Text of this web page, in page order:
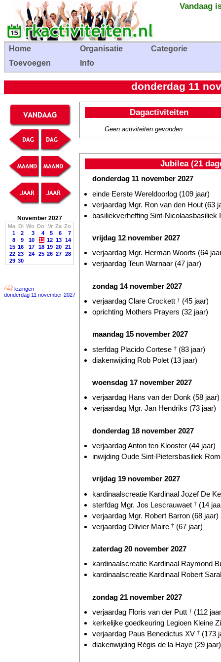
Vandaag
Home Organisatie
Categorie
Toevoegen
Info
donderdag 11
November 2027
Ma Di Wo Do Vr Za Zo
1
2 3 4 5 6
7
8
9 10 11 12 13 14
15 16 17 18 19 20 21
22 23 24 25 26 27 28
29 30
lezingen
donderdag 11 november 2027
Dagactiviteiten
Geen activiteiten gevonden
Jubilea (21
donderdag 11 november 2027
einde Eerste Wereldoorlog (109 jaar)
verjaardag Mgr. Ron van den Hout (63
basiliekverheffing Sint-Nicolaasbasiliek
vrijdag 12 november 2027
verjaardag Mgr. Herman Woorts (64
verjaardag Teun Warnaar (47 jaar)
zondag 14 november 2027
verjaardag Clare Crockett † (45 jaar)
oprichting Mothers Prayers (32 jaar)
maandag 15 november 2027
sterfdag Placido Cortese † (83 jaar)
diakenwijding Rob Polet (13 jaar)
woensdag 17 november 2027
verjaardag Hans van der Donk (58 jaar)
verjaardag Mgr. Jan Hendriks (73 jaar)
donderdag 18 november 2027
verjaardag Anton ten Klooster (44 jaar)
inwijding Oude Sint-Pietersbasiliek
vrijdag 19 november 2027
kardinaalscreatie Kardinaal Jozef De
sterfdag Mgr. Jos Lescrauwaet † (14
verjaardag Mgr. Robert Barron (68 jaar)
verjaardag Olivier Maire † (67 jaar)
zaterdag 20 november 2027
kardinaalscreatie Kardinaal Raymond
kardinaalscreatie Kardinaal Robert
zondag 21 november 2027
verjaardag Floris van der Putt † (112
kerkelijke goedkeuring Legioen Kleine
verjaardag Paus Benedictus XV † (173
diakenwijding Régis de la Haye (29 jaar)